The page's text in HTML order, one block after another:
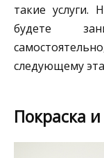
такие
будете
следующему
Покраска